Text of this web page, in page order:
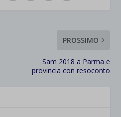
PROSSIMO
Sam 2018 a Parma e
provincia con resoconto